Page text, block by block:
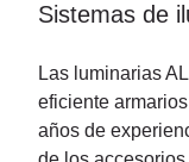
Sistemas de
Las luminarias
eficiente
años de